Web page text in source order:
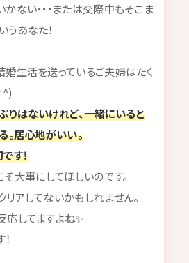
ない・・・または交際中もそこま
あなた！
婚生活を送っているご夫婦はたく
りはないけれど、一緒にいると
。居心地がいい。
す！
そ大事にしてほしいのです。
アしてないかもしれません。
応してますよね✨